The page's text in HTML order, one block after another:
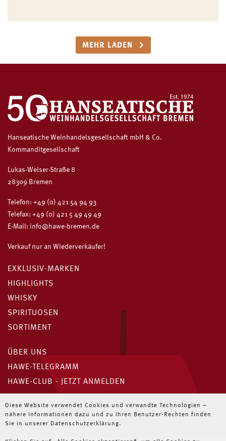
Diese Website verwendet Cookies und verwandte Technologien –
nähere Informationen dazu und zu Ihren Benutzer-Rechten finden
Sie in unserer Datenschutzerklärung.
MEHR LADEN
Hanseatische Weinhandelsgesellschaft mbH & Co.
Kommanditgesellschaft
Lukas-Welser-Straße 8
28309 Bremen
Telefon: +49 (0) 421 54 94 93
Telefax: +49 (0) 421 5 49 49 49
E-Mail: info@hawe-bremen.de
Verkauf nur an Wiederverkäufer!
EXKLUSIV-MARKEN
HIGHLIGHTS
WHISKY
SPIRITUOSEN
SORTIMENT
ÜBER UNS
HAWE-TELEGRAMM
HAWE-CLUB - JETZT ANMELDEN
Unser HAWE-Telegramm
Immer die neuesten Angebote für Wiederverkäufer